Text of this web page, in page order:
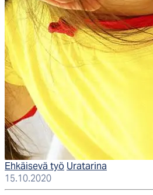
Ehkäisevä työ Uratarina
15.10.2020